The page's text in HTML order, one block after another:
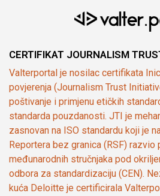
CERTIFIKAT JOURNALISM
Valterportal je nosilac certifikata
povjerenja (Journalism Trust
poštivanje i primjenu etičkih
standarda pouzdanosti. JTI je
zasnovan na ISO standardu koji je
Reportera bez granica (RSF) razvio
međunarodnih stručnjaka pod
odbora za standardizaciju (CEN).
kuća Deloitte je certificirala